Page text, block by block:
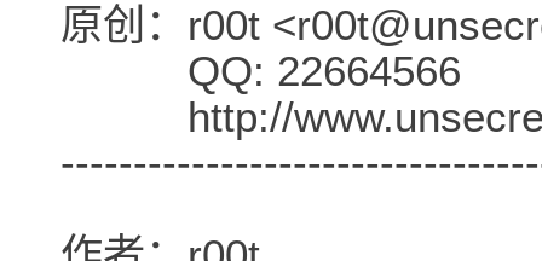
原创：r00t
QQ: 22664566
http://